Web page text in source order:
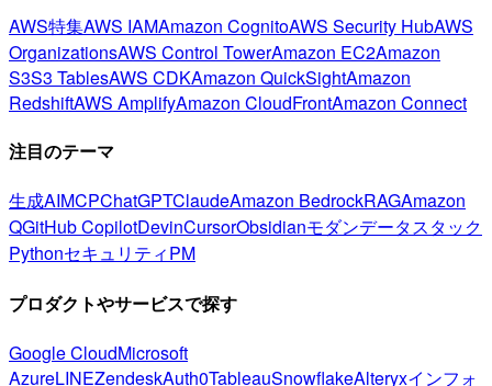
AWS特集AWS IAMAmazon CognitoAWS Security HubAWS
OrganizationsAWS Control TowerAmazon EC2Amazon
S3S3 TablesAWS CDKAmazon QuickSightAmazon
RedshiftAWS AmplifyAmazon CloudFrontAmazon Connect
注目のテーマ
生成AIMCPChatGPTClaudeAmazon BedrockRAGAmazon
QGitHub CopilotDevinCursorObsidianモダンデータスタック
PythonセキュリティPM
プロダクトやサービスで探す
Google CloudMicrosoft
AzureLINEZendeskAuth0TableauSnowflakeAlteryxインフォ